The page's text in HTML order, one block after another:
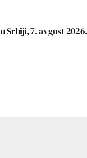
Srbiji, 7. avgust 2026.